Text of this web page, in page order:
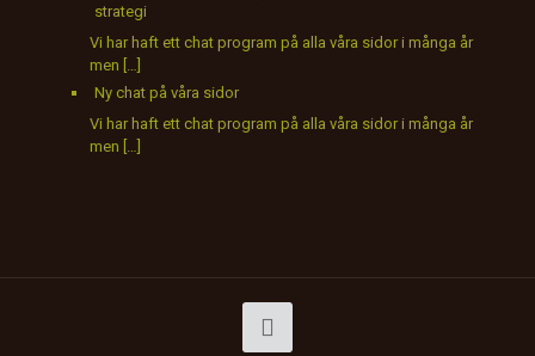
strategi
Vi har haft ett chat program på alla våra sidor i många år
men […]
Ny chat på våra sidor
Vi har haft ett chat program på alla våra sidor i många år
men […]